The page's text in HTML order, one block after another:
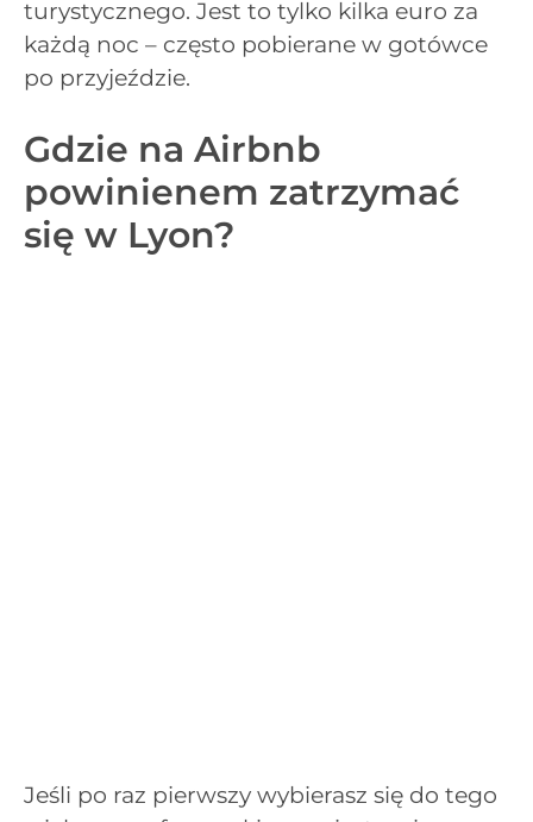
turystycznego. Jest to tylko kilka euro za
każdą noc – często pobierane w gotówce
po przyjeździe.
Gdzie na Airbnb
powinienem zatrzymać
się w Lyon?
Jeśli po raz pierwszy wybierasz się do tego